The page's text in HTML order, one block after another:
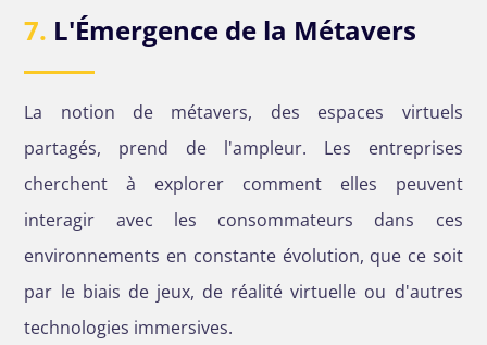
7. L'Émergence de la Métavers
La notion de métavers, des espaces virtuels
partagés, prend de l'ampleur. Les entreprises
cherchent à explorer comment elles peuvent
interagir avec les consommateurs dans ces
environnements en constante évolution, que ce soit
par le biais de jeux, de réalité virtuelle ou d'autres
technologies immersives.